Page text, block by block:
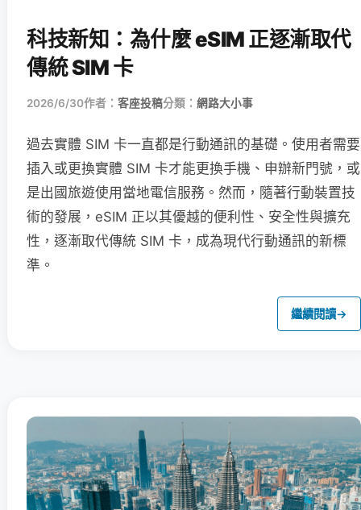
科技新知：為什麼 eSIM 正逐漸取代
傳統 SIM 卡
2026/6/30作者： 客座投稿分類： 網路大小事
過去實體 SIM 卡一直都是行動通訊的基礎。使用者需要
插入或更換實體 SIM 卡才能更換手機、申辦新門號，或
是出國旅遊使用當地電信服務。然而，隨著行動裝置技
術的發展，eSIM 正以其優越的便利性、安全性與擴充
性，逐漸取代傳統 SIM 卡，成為現代行動通訊的新標
準。
繼續閱讀→